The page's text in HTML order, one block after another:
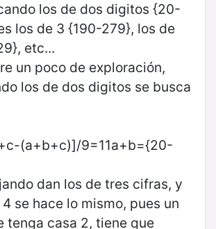
los de dos digitos {20-
los de 3 {190-279}, los de
etc...
un poco de exploración,
los de dos digitos se busca
(a+b+c)]/9=11a+b={20-
dan los de tres cifras, y
se hace lo mismo, pues un
tenga casa 2, tiene que